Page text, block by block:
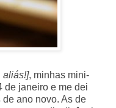
aliás!], minhas mini-
de janeiro e me dei
ano novo. As de